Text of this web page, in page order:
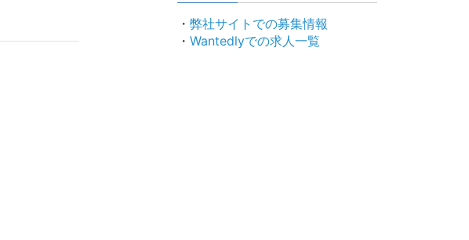
・ 弊社サイトでの募集情報
・ Wantedlyでの求人一覧